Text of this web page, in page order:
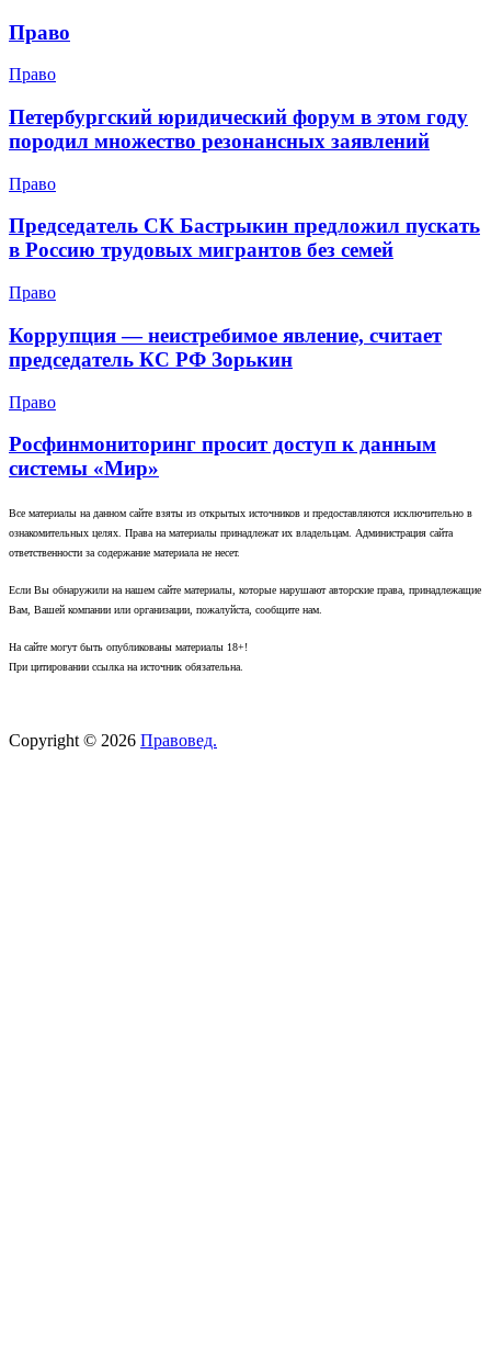
Право
Право
Петербургский юридический форум в этом году
породил множество резонансных заявлений
Право
Председатель СК Бастрыкин предложил пускать
в Россию трудовых мигрантов без семей
Право
Коррупция — неистребимое явление, считает
председатель КС РФ Зорькин
Право
Росфинмониторинг просит доступ к данным
системы «Мир»
Все материалы на данном сайте взяты из открытых источников и предоставляются исключительно в
ознакомительных целях. Права на материалы принадлежат их владельцам. Администрация сайта
ответственности за содержание материала не несет.
Если Вы обнаружили на нашем сайте материалы, которые нарушают авторские права, принадлежащие
Вам, Вашей компании или организации, пожалуйста, сообщите нам.
На сайте могут быть опубликованы материалы 18+!
При цитировании ссылка на источник обязательна.
Copyright © 2026 Правовед.